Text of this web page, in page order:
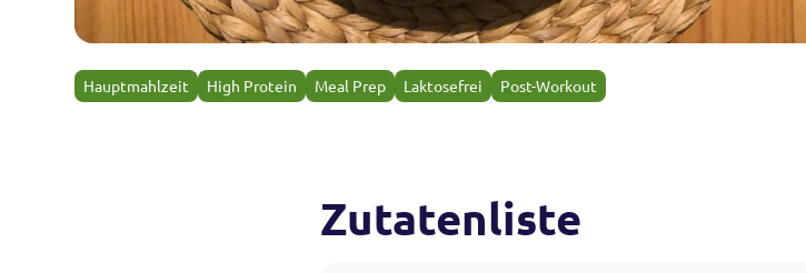
Hauptmahlzeit High Protein Meal Prep Laktosefrei Post-Workout
Zutatenliste